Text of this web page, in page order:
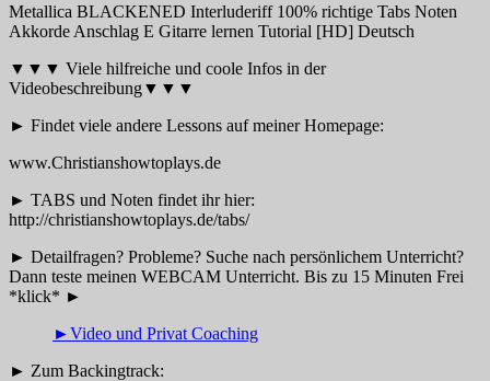
Metallica BLACKENED Interluderiff 100% richtige Tabs Noten
Akkorde Anschlag E Gitarre lernen Tutorial [HD] Deutsch
▼▼▼ Viele hilfreiche und coole Infos in der
Videobeschreibung▼▼▼
► Findet viele andere Lessons auf meiner Homepage:
www.Christianshowtoplays.de
► TABS und Noten findet ihr hier:
http://christianshowtoplays.de/tabs/
► Detailfragen? Probleme? Suche nach persönlichem Unterricht?
Dann teste meinen WEBCAM Unterricht. Bis zu 15 Minuten Frei
*klick* ►
►Video und Privat Coaching
► Zum Backingtrack: